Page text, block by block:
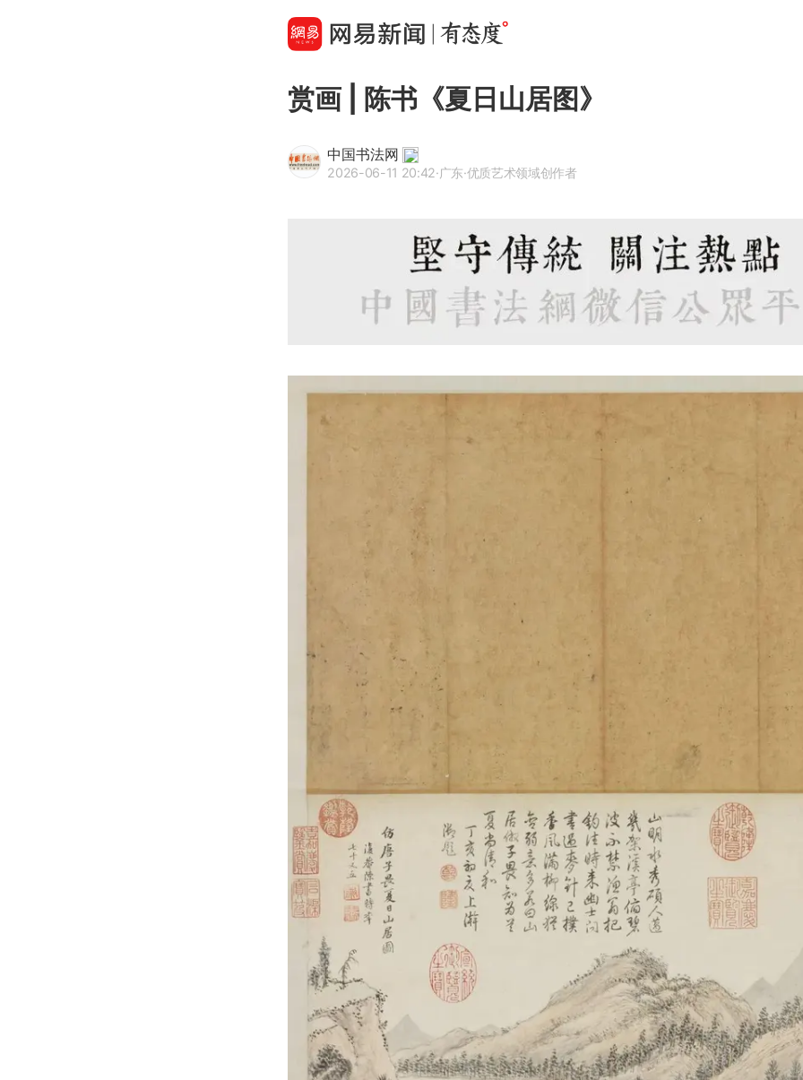
赏画 | 陈书《夏日山居图》
中国书法网
2026-06-11 20:42·广东·优质艺术领域创作者